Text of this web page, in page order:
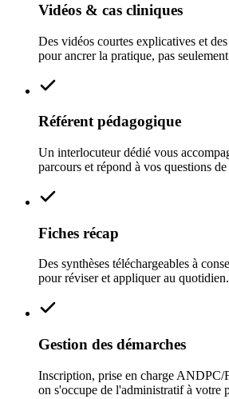
Vidéos & cas cliniques
Des vidéos courtes explicatives et
pour ancrer la pratique, pas
Référent pédagogique
Un interlocuteur dédié vous
parcours et répond à vos questions
Fiches récap
Des synthèses téléchargeables à
pour réviser et appliquer au quotidien.
Gestion des démarches
Inscription, prise en charge ANDPC/
on s'occupe de l'administratif à votre